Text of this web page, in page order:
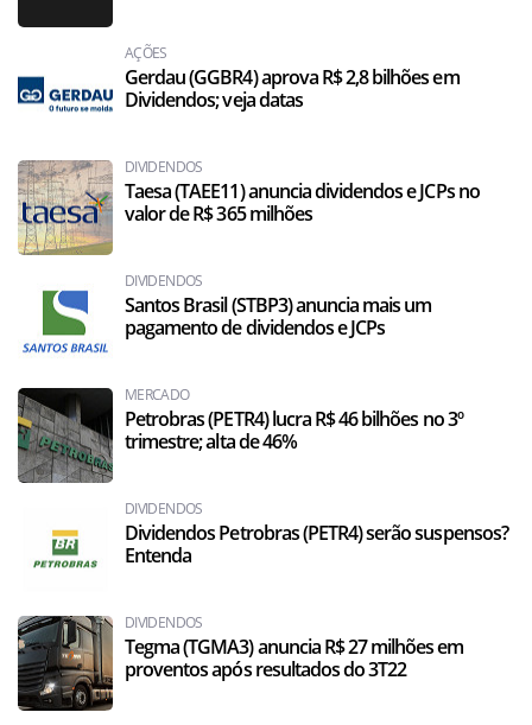
AÇÕES
Gerdau (GGBR4) aprova R$ 2,8 bilhões em
Dividendos; veja datas
DIVIDENDOS
Taesa (TAEE11) anuncia dividendos e JCPs no
valor de R$ 365 milhões
DIVIDENDOS
Santos Brasil (STBP3) anuncia mais um
pagamento de dividendos e JCPs
MERCADO
Petrobras (PETR4) lucra R$ 46 bilhões no 3º
trimestre; alta de 46%
DIVIDENDOS
Dividendos Petrobras (PETR4) serão suspensos?
Entenda
DIVIDENDOS
Tegma (TGMA3) anuncia R$ 27 milhões em
proventos após resultados do 3T22